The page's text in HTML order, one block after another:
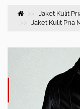
Jaket Kulit
Jaket Kulit Pria